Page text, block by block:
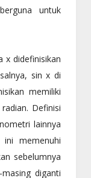
untuk
x didefinisikan
sin x di
memiliki
Definisi
lainnya
memenuhi
sebelumnya
diganti